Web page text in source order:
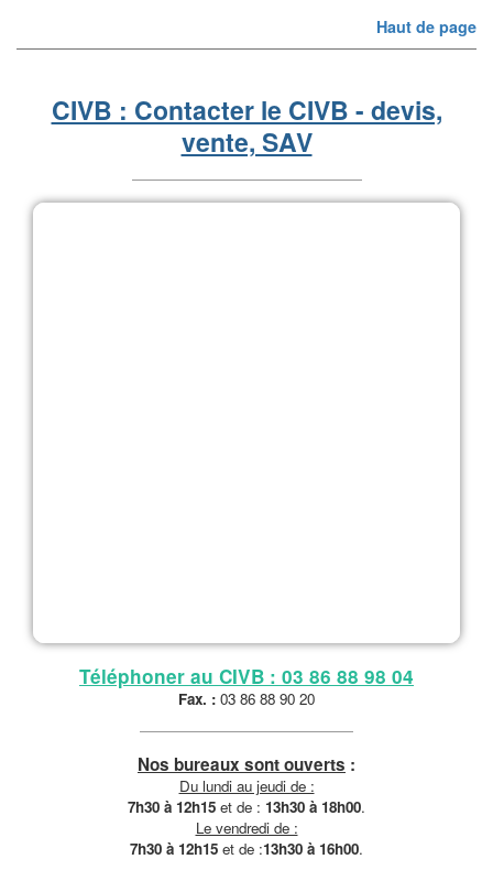
Haut de page
CIVB : Contacter le CIVB - devis,
vente, SAV
Téléphoner au CIVB : 03 86 88 98 04
Fax. : 03 86 88 90 20
Nos bureaux sont ouverts :
Du lundi au jeudi de :
7h30 à 12h15 et de : 13h30 à 18h00.
Le vendredi de :
7h30 à 12h15 et de :13h30 à 16h00.